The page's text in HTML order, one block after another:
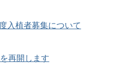
入植者募集について
再開します